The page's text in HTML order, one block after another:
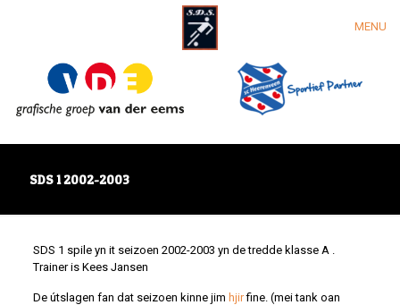
MENU
SDS 1 2002-2003
SDS 1 spile yn it seizoen 2002-2003 yn de tredde klasse A .
Trainer is Kees Jansen
De útslagen fan dat seizoen kinne jim hjirfine. (mei tank oan